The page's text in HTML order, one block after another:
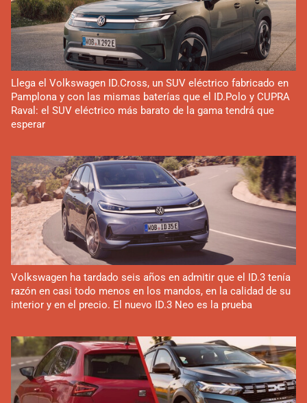
Llega el Volkswagen ID.Cross, un SUV eléctrico fabricado en
Pamplona y con las mismas baterías que el ID.Polo y CUPRA
Raval: el SUV eléctrico más barato de la gama tendrá que
esperar
Volkswagen ha tardado seis años en admitir que el ID.3 tenía
razón en casi todo menos en los mandos, en la calidad de su
interior y en el precio. El nuevo ID.3 Neo es la prueba